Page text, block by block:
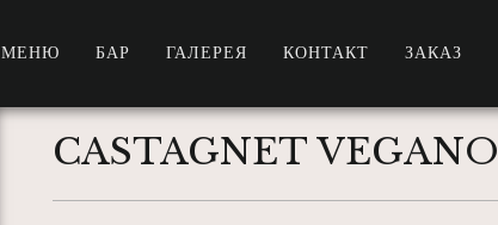
МЕНЮ БАР ГАЛЕРЕЯ КОНТАКТ ЗАКАЗ
CASTAGNET VEGANO